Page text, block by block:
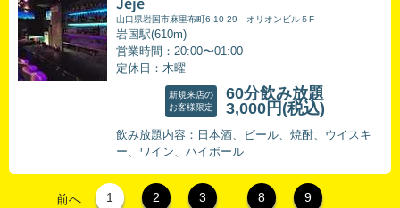
山口県岩国市麻里布町6-10-29 オリオンビル５F
岩国駅(610m)
営業時間：20:00〜01:00
定休日：木曜
新規来店の
お客様限定
60分飲み放題
3,000円 (税込)
飲み放題内容：日本酒、ビール、焼酎、ウイスキ
ー、ワイン、ハイボール
前へ 1 2 3 8 9